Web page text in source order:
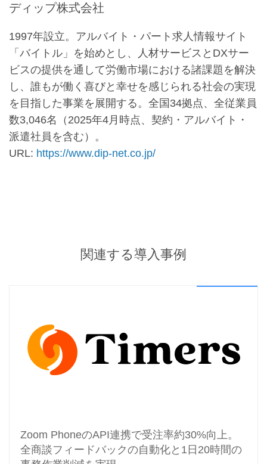
ディップ株式会社
1997年設立。アルバイト・パート求人情報サイト
「バイトル」を始めとし、人材サービスとDXサー
ビスの提供を通して労働市場における諸課題を解決
し、誰もが働く喜びと幸せを感じられる社会の実現
を目指した事業を展開する。全国34拠点、全従業員
数3,046名（2025年4月時点、契約・アルバイト・
派遣社員を含む）。
URL: https://www.dip-net.co.jp/
関連する導入事例
Zoom PhoneのAPI連携で受注率約30%向上。
全商談フィードバックの自動化と1日20時間の